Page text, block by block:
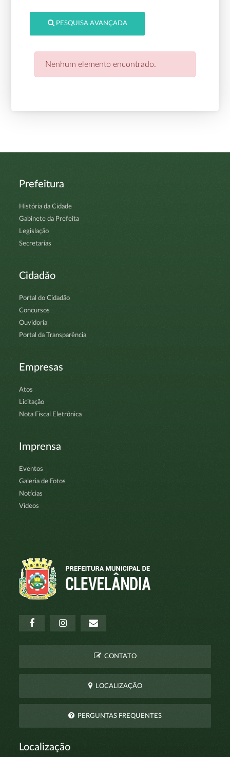
PESQUISA AVANÇADA
Nenhum elemento encontrado.
Prefeitura
História da Cidade
Gabinete da Prefeita
Legislação
Secretarias
Cidadão
Portal do Cidadão
Concursos
Ouvidoria
Portal da Transparência
Empresas
Atos
Licitação
Nota Fiscal Eletrônica
Imprensa
Eventos
Galeria de Fotos
Notícias
Vídeos
CONTATO
LOCALIZAÇÃO
PERGUNTAS FREQUENTES
Localização